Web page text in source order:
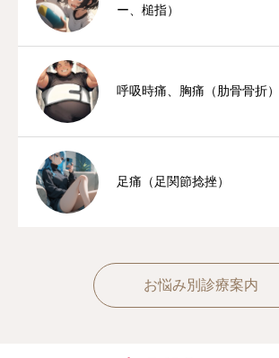
ー、槌指）
呼吸時痛、胸痛（肋骨骨折）
足痛（足関節捻挫）
お悩み別診療案内